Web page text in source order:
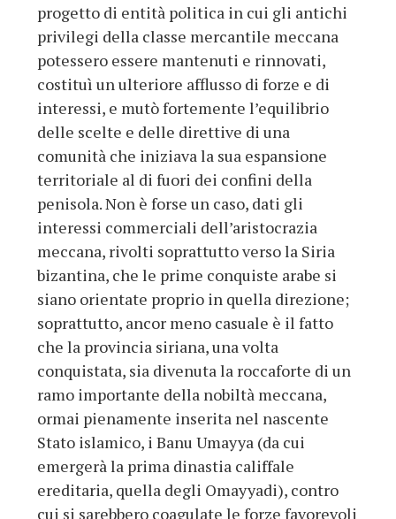
progetto di entità politica in cui gli antichi
privilegi della classe mercantile meccana
potessero essere mantenuti e rinnovati,
costituì un ulteriore afflusso di forze e di
interessi, e mutò fortemente l’equilibrio
delle scelte e delle direttive di una
comunità che iniziava la sua espansione
territoriale al di fuori dei confini della
penisola. Non è forse un caso, dati gli
interessi commerciali dell’aristocrazia
meccana, rivolti soprattutto verso la Siria
bizantina, che le prime conquiste arabe si
siano orientate proprio in quella direzione;
soprattutto, ancor meno casuale è il fatto
che la provincia siriana, una volta
conquistata, sia divenuta la roccaforte di un
ramo importante della nobiltà meccana,
ormai pienamente inserita nel nascente
Stato islamico, i Banu Umayya (da cui
emergerà la prima dinastia califfale
ereditaria, quella degli Omayyadi), contro
cui si sarebbero coagulate le forze favorevoli